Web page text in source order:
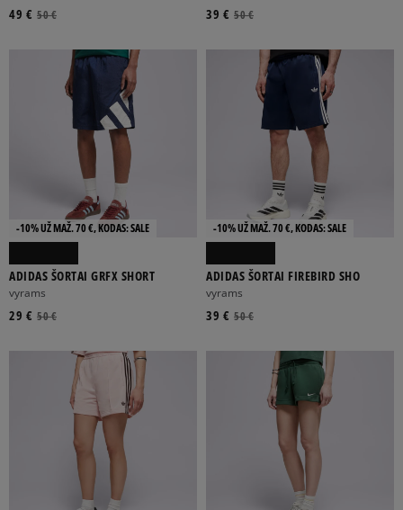
50 €
49 €
50 €
39 €
-10% UŽ MAŽ. 70 €, KODAS: SALE
ADIDAS ŠORTAI GRFX SHORT
vyrams
50 €
29 €
-10% UŽ MAŽ. 70 €, KODAS: SALE
ADIDAS ŠORTAI FIREBIRD SHO
vyrams
50 €
39 €